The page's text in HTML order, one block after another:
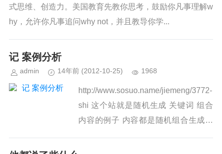
式思维、创造力。美国教育先教你思考，鼓励你凡事理解w
hy，允许你凡事追问why not，并且教导你学...
记 案例分析
admin 14年前 (2012-10-25) 1968
http://www.sosuo.name/jiemeng/3772-
shi 这个站就是随机生成 关键词 组合
内容的例子 内容都是随机组合生成的